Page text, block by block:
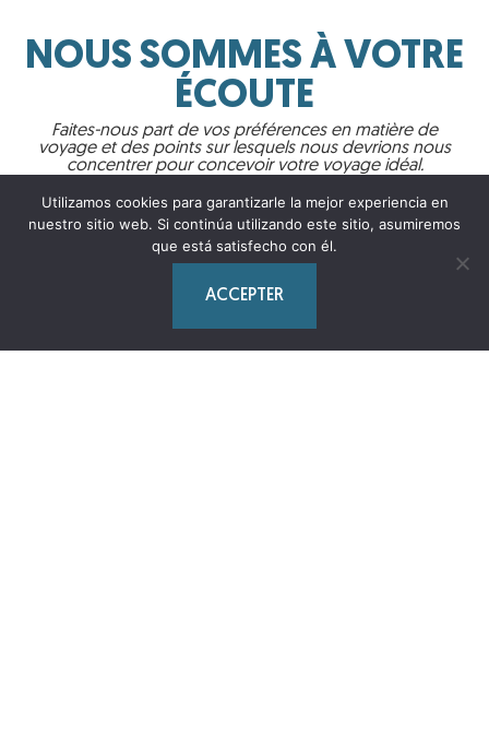
NOUS SOMMES À VOTRE
ÉCOUTE
Faites-nous part de vos préférences en matière de
voyage et des points sur lesquels nous devrions nous
concentrer pour concevoir votre voyage idéal.
Utilizamos cookies para garantizarle la mejor experiencia en
nuestro sitio web. Si continúa utilizando este sitio, asumiremos
que está satisfecho con él.
ACCEPTER